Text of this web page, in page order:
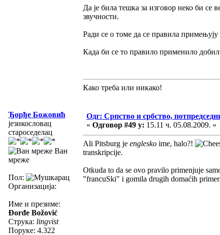
Да је била тешка за изговор неко би се
звучности.
Ради се о томе да се правила
Када би се то правило применило
Како треба или никако!
Ђорђе Божовић
језикословац
староседелац
Ван
мреже
Пол:
Организација:
Име и презиме:
Đorđe Božović
Струка: lingvist
Поруке: 4.322
Одг: Српство и србство,
« Одговор #49 у: 15.11 ч. 05.08.2009. »
Ali Pitsburg je englesko ime, halo?!
transkripcije.
Otkuda to da se ovo pravilo primenjuje
"francuSki" i gomila drugih domaćih